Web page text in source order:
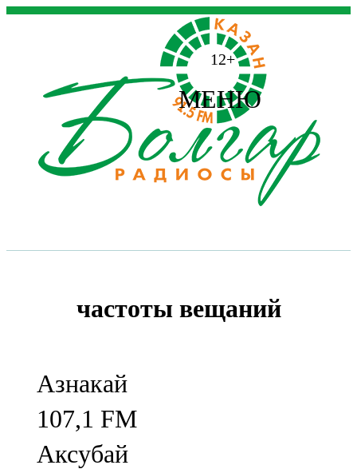
12+
МЕНЮ
частоты вещаний
Азнакай
107,1 FM
Аксубай